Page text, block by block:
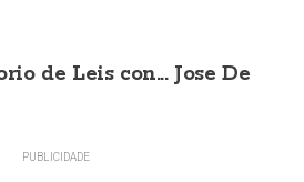
de Leis con... Jose De